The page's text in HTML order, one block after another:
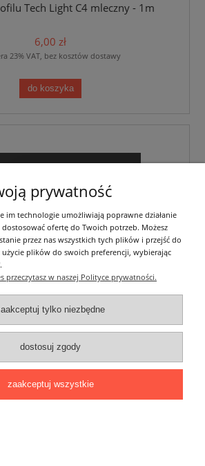
Tech Light C4 mleczny - 1m
6,00 zł
23% VAT, bez kosztów dostawy
do koszyka
Tech Light C4 mleczny - 2m
22,00 zł
23% VAT, bez kosztów dostawy
prywatność
im technologie umożliwiają poprawne działanie
ofertę do Twoich potrzeb. Możesz
przez nas wszystkich tych plików i przejść do
plików do swoich preferencji, wybierając
przeczytasz w naszej Polityce prywatności.
tylko niezbędne
dostosuj zgody
zaakceptuj wszystkie